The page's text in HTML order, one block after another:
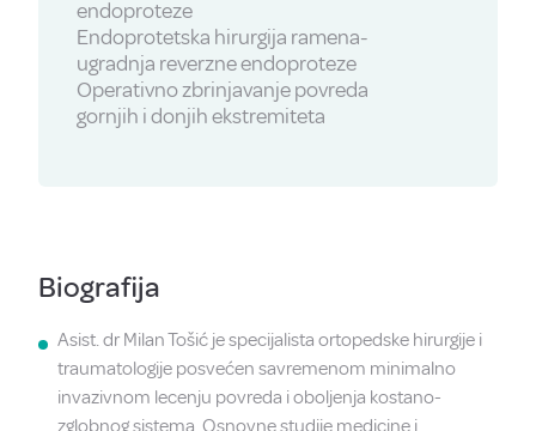
endoproteze
Endoprotetska hirurgija ramena-
ugradnja reverzne endoproteze
Operativno zbrinjavanje povreda
gornjih i donjih ekstremiteta
Biografija
Asist. dr Milan Tošić je specijalista ortopedske hirurgije i
traumatologije posvećen savremenom minimalno
invazivnom lecenju povreda i oboljenja kostano-
zglobnog sistema. Osnovne studije medicine i